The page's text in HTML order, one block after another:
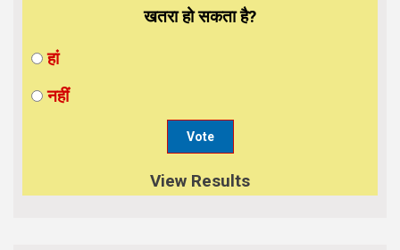
खतरा हो सकता है?
हां
नहीं
View Results